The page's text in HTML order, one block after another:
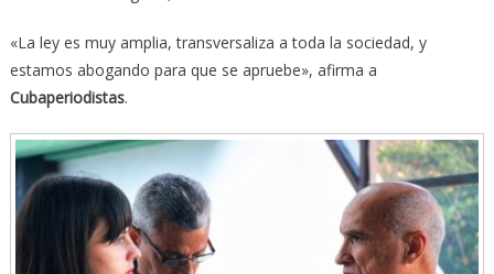
«La ley es muy amplia, transversaliza a toda la sociedad, y
estamos abogando para que se apruebe», afirma a
Cubaperiodistas.